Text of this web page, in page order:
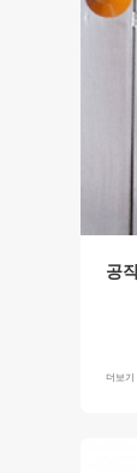
공
더보기